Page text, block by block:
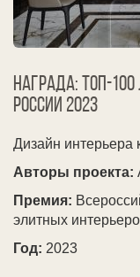
Награда: ТОП-
России 2023
Дизайн
Авторы проекта:
Премия:
элитных
Год: 2023